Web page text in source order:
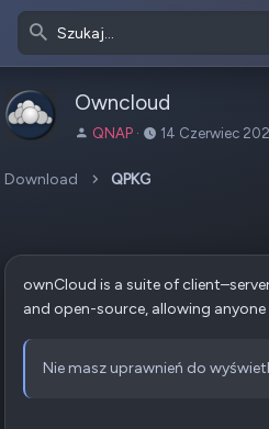
Owncloud
A
t
QNAP
D
o
r
n
14 Czerwiec
Download QPKG
ownCloud is a suite of
and open-source, allowing
Nie masz uprawnień do